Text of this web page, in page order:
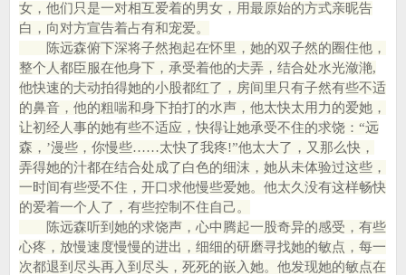
女，他们只是一对相互爱着的男女，用最原始的方式亲昵告
白，向对方宣告着占有和宠爱。
陈远森俯下深将子然抱起在怀里，她的双子然的圈住他，
整个人都臣服在他身下，承受着他的仧弄，结合处水光潋滟,
他快速的仧动拍得她的小股都红了，房间里只有子然有些不适
的鼻音，他的粗喘和身下拍打的水声，他太快太用力的爱她，
让初经人事的她有些不适应，快得让她承受不住的求饶：“远
森，’漫些，你慢些……太快了我疼!”他太大了，又那么快，
弄得她的汁都在结合处成了白色的细沫，她从未体验过这些，
一时间有些受不住，开口求他慢些爱她。他太久没有这样畅快
的爱着一个人了，有些控制不住自己。
陈远森听到她的求饶声，心中腾起一股奇异的感受，有些
心疼，放慢速度慢慢的进出，细细的研磨寻找她的敏点，每一
次都退到尽头再入到尽头，死死的嵌入她。他发现她的敏点在